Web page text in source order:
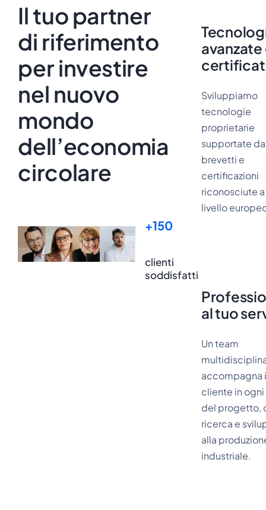
Il tuo partner
di riferimento
per investire
nel nuovo
mondo
dell’economia
circolare
+150
clienti
soddisfatti
avanzate
Sviluppiamo
tecnologie
proprietarie
supportate da
brevetti e
certificazioni
riconosciute a
livello
al tuo
Un team
accompagna
cliente in
del progetto,
ricerca e
alla
industriale.